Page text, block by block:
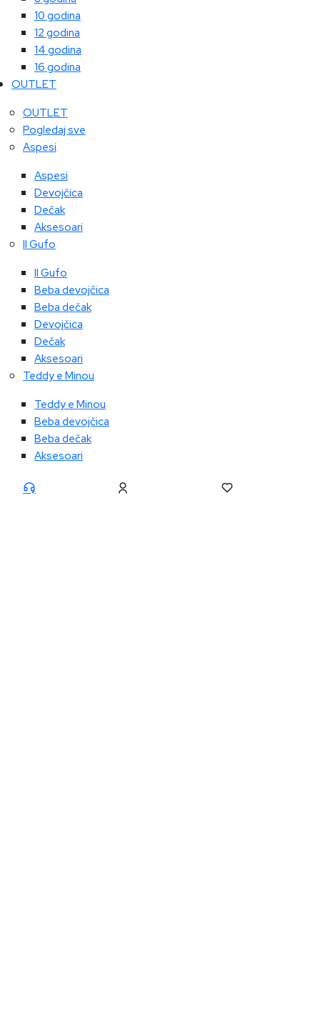
10 godina
12 godina
14 godina
16 godina
OUTLET
OUTLET
Pogledaj sve
Aspesi
Aspesi
Devojčica
Dečak
Aksesoari
Il Gufo
Il Gufo
Beba devojčica
Beba dečak
Devojčica
Dečak
Aksesoari
Teddy e Minou
Teddy e Minou
Beba devojčica
Beba dečak
Aksesoari